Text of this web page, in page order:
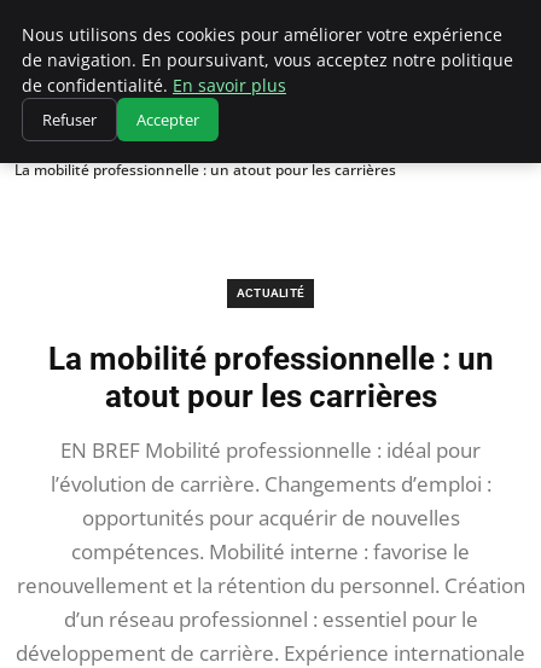
Chasseur De Tête
Accueil
Actualité
La mobilité professionnelle : un atout pour les carrières
ACTUALITÉ
La mobilité professionnelle : un
atout pour les carrières
EN BREF Mobilité professionnelle : idéal pour
l’évolution de carrière. Changements d’emploi :
opportunités pour acquérir de nouvelles
compétences. Mobilité interne : favorise le
renouvellement et la rétention du personnel. Création
d’un réseau professionnel : essentiel pour le
développement de carrière. Expérience internationale
Nous utilisons des cookies pour améliorer votre expérience
de navigation. En poursuivant, vous acceptez notre politique
de confidentialité. En savoir plus
Refuser Accepter